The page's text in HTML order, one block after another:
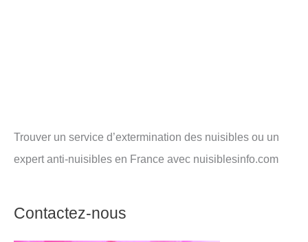
Trouver un service d’extermination des nuisibles ou un
expert anti-nuisibles en France avec nuisiblesinfo.com
Contactez-nous